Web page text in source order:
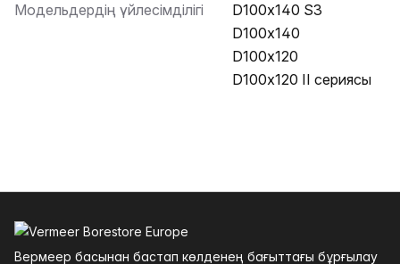
Модельдердің үйлесімділігі
D100x140 S3
D100x140
D100x120
D100x120 II сериясы
Вермеер басынан бастап көлденең бағыттағы бұрғылау